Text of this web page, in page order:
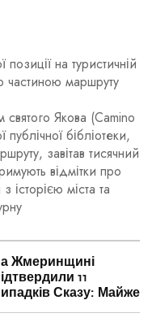
на туристичній
частиною маршруту
Якова (Camino
бібліотеки,
завітав тисячний
відмітки про
історією міста та
Жмеринщині
11
Сказу: Майже